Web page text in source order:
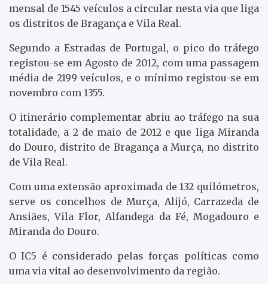
mensal de 1545 veículos a circular nesta via que liga
os distritos de Bragança e Vila Real.
Segundo a Estradas de Portugal, o pico do tráfego
registou-se em Agosto de 2012, com uma passagem
média de 2199 veículos, e o mínimo registou-se em
novembro com 1355.
O itinerário complementar abriu ao tráfego na sua
totalidade, a 2 de maio de 2012 e que liga Miranda
do Douro, distrito de Bragança a Murça, no distrito
de Vila Real.
Com uma extensão aproximada de 132 quilómetros,
serve os concelhos de Murça, Alijó, Carrazeda de
Ansiães, Vila Flor, Alfandega da Fé, Mogadouro e
Miranda do Douro.
O IC5 é considerado pelas forças políticas como
uma via vital ao desenvolvimento da região.